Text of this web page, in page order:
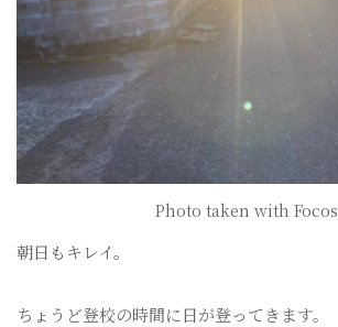
Photo taken with Focos
朝日もキレイ。
ちょうど登校の時間に日が登ってきます。